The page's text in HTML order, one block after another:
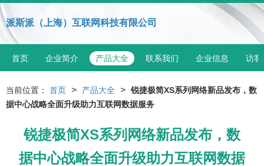
派斯派（上海）互联网科技有限公司
首页 企业简介 产品大全 联系我们 企业信息 访客
当前位置： 首页 > 产品大全 > 锐捷极简XS系列网络新品发布，数
据中心战略全面升级助力互联网数据服务
锐捷极简XS系列网络新品发布，数
据中心战略全面升级助力互联网数据